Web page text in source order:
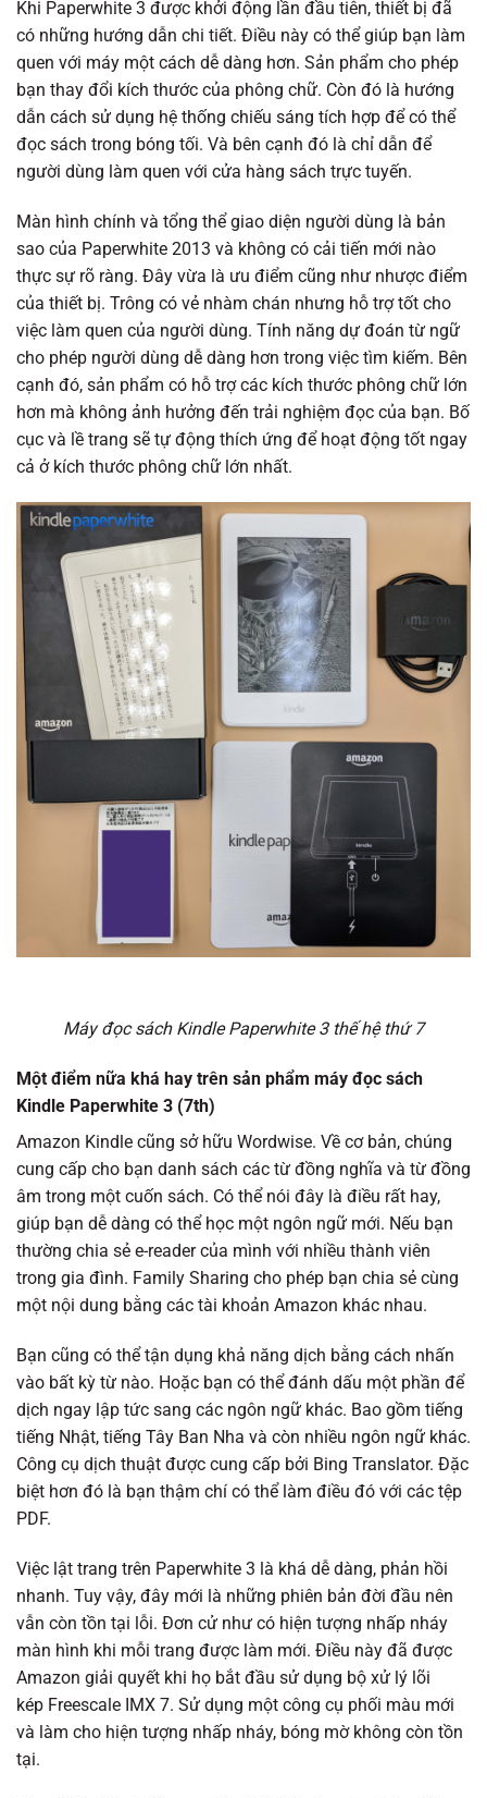
Khi Paperwhite 3 được khởi động lần đầu tiên, thiết bị đã
có những hướng dẫn chi tiết. Điều này có thể giúp bạn làm
quen với máy một cách dễ dàng hơn. Sản phẩm cho phép
bạn thay đổi kích thước của phông chữ. Còn đó là hướng
dẫn cách sử dụng hệ thống chiếu sáng tích hợp để có thể
đọc sách trong bóng tối. Và bên cạnh đó là chỉ dẫn để
người dùng làm quen với cửa hàng sách trực tuyến.
Màn hình chính và tổng thể giao diện người dùng là bản
sao của Paperwhite 2013 và không có cải tiến mới nào
thực sự rõ ràng. Đây vừa là ưu điểm cũng như nhược điểm
của thiết bị. Trông có vẻ nhàm chán nhưng hỗ trợ tốt cho
việc làm quen của người dùng. Tính năng dự đoán từ ngữ
cho phép người dùng dễ dàng hơn trong việc tìm kiếm. Bên
cạnh đó, sản phẩm có hỗ trợ các kích thước phông chữ lớn
hơn mà không ảnh hưởng đến trải nghiệm đọc của bạn. Bố
cục và lề trang sẽ tự động thích ứng để hoạt động tốt ngay
cả ở kích thước phông chữ lớn nhất.
Máy đọc sách Kindle Paperwhite 3 thế hệ thứ 7
Một điểm nữa khá hay trên sản phẩm máy đọc sách
Kindle Paperwhite 3 (7th)
Amazon Kindle cũng sở hữu Wordwise. Về cơ bản, chúng
cung cấp cho bạn danh sách các từ đồng nghĩa và từ đồng
âm trong một cuốn sách. Có thể nói đây là điều rất hay,
giúp bạn dễ dàng có thể học một ngôn ngữ mới. Nếu bạn
thường chia sẻ e-reader của mình với nhiều thành viên
trong gia đình. Family Sharing cho phép bạn chia sẻ cùng
một nội dung bằng các tài khoản Amazon khác nhau.
Bạn cũng có thể tận dụng khả năng dịch bằng cách nhấn
vào bất kỳ từ nào. Hoặc bạn có thể đánh dấu một phần để
dịch ngay lập tức sang các ngôn ngữ khác. Bao gồm tiếng
tiếng Nhật, tiếng Tây Ban Nha và còn nhiều ngôn ngữ khác.
Công cụ dịch thuật được cung cấp bởi Bing Translator. Đặc
biệt hơn đó là bạn thậm chí có thể làm điều đó với các tệp
PDF.
Việc lật trang trên Paperwhite 3 là khá dễ dàng, phản hồi
nhanh. Tuy vậy, đây mới là những phiên bản đời đầu nên
vẫn còn tồn tại lỗi. Đơn cử như có hiện tượng nhấp nháy
màn hình khi mỗi trang được làm mới. Điều này đã được
Amazon giải quyết khi họ bắt đầu sử dụng bộ xử lý lõi
kép Freescale IMX 7. Sử dụng một công cụ phối màu mới
và làm cho hiện tượng nhấp nháy, bóng mờ không còn tồn
tại.